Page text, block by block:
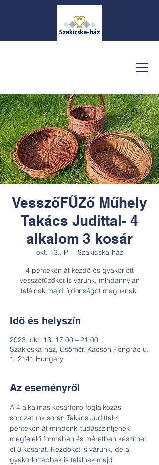
VesszőFŰZő Műhely
Takács Judittal- 4
alkalom 3 kosár
okt. 13., P
  |
Szakicska-ház
4 pénteken át kezdő és gyakorlott
vesszőfűzőket is várunk, mindannyian
találnak majd újdonságot maguknak.
Idő és helyszín
2023. okt. 13. 17:00 – 21:00
Szakicska-ház, Csömör, Kacsóh Pongrác u.
1, 2141 Hungary
Az eseményről
A 4 alkalmas kosárfonó foglalkozás-
sorozatunk során Takács Judittal 4
pénteken át mindenki tudásszintjének
megfelelő formában és méretben készíthet
el 3 kosarat. Kezdőket is várunk, de a
gyakorlottabbak is találnak majd